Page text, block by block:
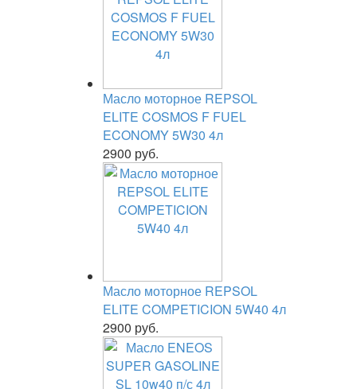
Масло моторное REPSOL
ELITE COSMOS F FUEL
ECONOMY 5W30 4л
2900 руб.
Масло моторное REPSOL
ELITE COMPETICION 5W40 4л
2900 руб.